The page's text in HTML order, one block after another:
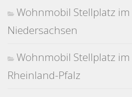
Wohnmobil Stellplatz
Niedersachsen
Wohnmobil Stellplatz
Rheinland-Pfalz